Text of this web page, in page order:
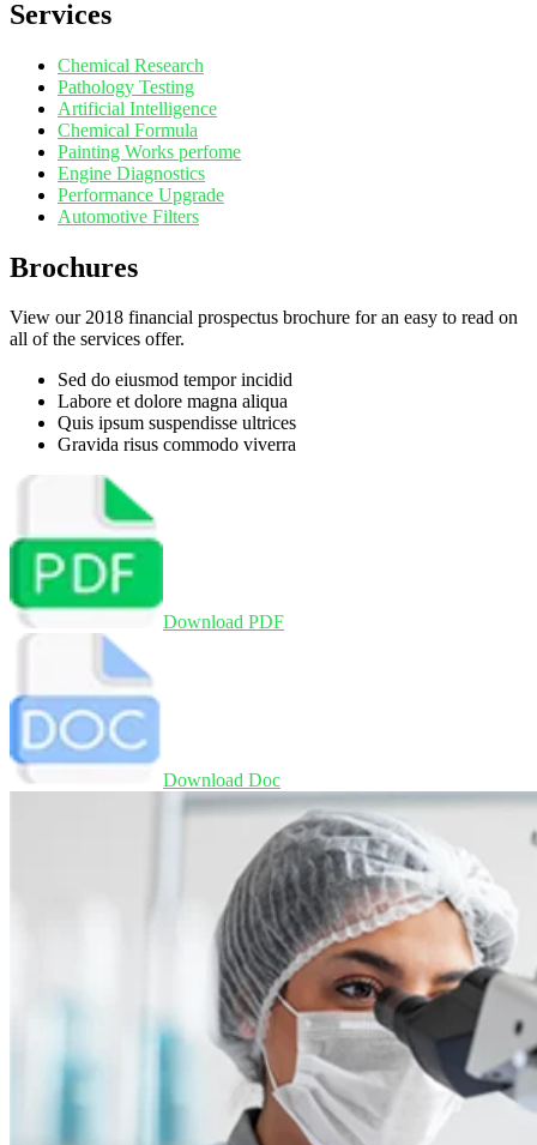
Services
Chemical Research
Pathology Testing
Artificial Intelligence
Chemical Formula
Painting Works perfome
Engine Diagnostics
Performance Upgrade
Automotive Filters
Brochures
View our 2018 financial prospectus brochure for an easy to read on
all of the services offer.
Sed do eiusmod tempor incidid
Labore et dolore magna aliqua
Quis ipsum suspendisse ultrices
Gravida risus commodo viverra
Download PDF
Download Doc